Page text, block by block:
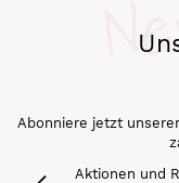
Abonniere jetzt
Aktionen und